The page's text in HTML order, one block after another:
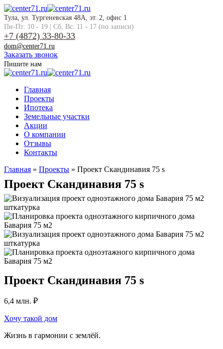
Тула, ул. Тургеневская 48А, эт. 2, офис 1
Пн-Пт: 10 - 19 | Сб, Вс: 11 - 17 (по записи)
+7 (4872) 33-80-33
dom@center71.ru
Заказать звонок
Пишите нам
Главная
Проекты
Ипотека
Земельные участки
Акции
О компании
Отзывы
Контакты
Главная » Проекты » Проект Скандинавия 75 s
Проект Скандинавия 75 s
Проект Скандинавия 75 s
6,4 млн. ₽
Хочу такой дом
Жизнь в гармонии с землёй.